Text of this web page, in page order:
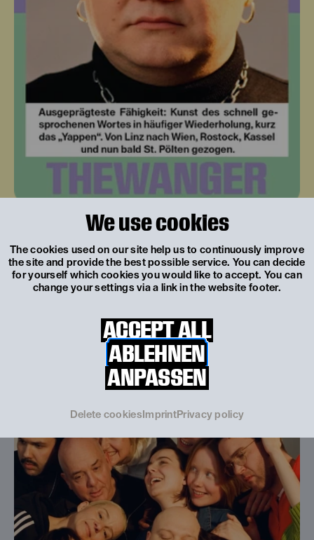
We use cookies
The cookies used on our site help us to continuously improve
the site and provide the best possible service. You can decide
for yourself which cookies you would like to accept. You can
change your settings via a link in the website footer.
ACCEPT ALL
ABLEHNEN
ANPASSEN
Delete cookies Imprint Privacy policy
Spielzeit 2026/27
Was spielt sich ab?
Kooperationen und partizipative Initiativen...
MEHR
ERFAHREN